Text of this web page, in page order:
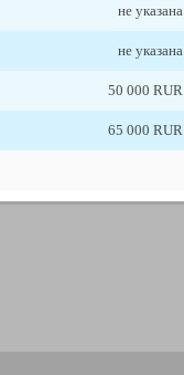
не указана
не указана
50 000 RUR
65 000 RUR